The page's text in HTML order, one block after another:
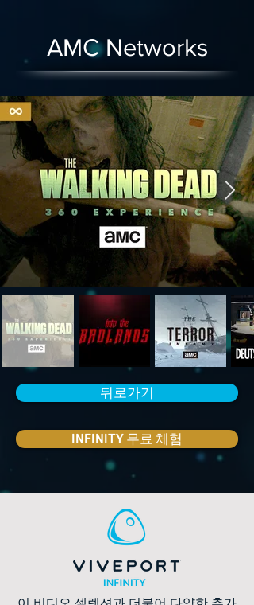
AMC Networks
뒤로가기
INFINITY 무료 체험